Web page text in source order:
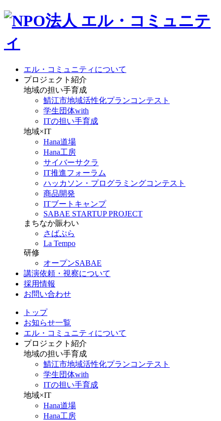
エル・コミュニティについて
プロジェクト紹介
地域の担い手育成
鯖江市地域活性化プランコンテスト
学生団体with
ITの担い手育成
地域×IT
Hana道場
Hana工房
サイバーサクラ
IT推進フォーラム
ハッカソン・プログラミングコンテスト
商品開発
ITブートキャンプ
SABAE STARTUP PROJECT
まちなか賑わい
さばぷら
La Tempo
研修
オープンSABAE
講演依頼・視察について
採用情報
お問い合わせ
トップ
お知らせ一覧
エル・コミュニティについて
プロジェクト紹介
地域の担い手育成
鯖江市地域活性化プランコンテスト
学生団体with
ITの担い手育成
地域×IT
Hana道場
Hana工房